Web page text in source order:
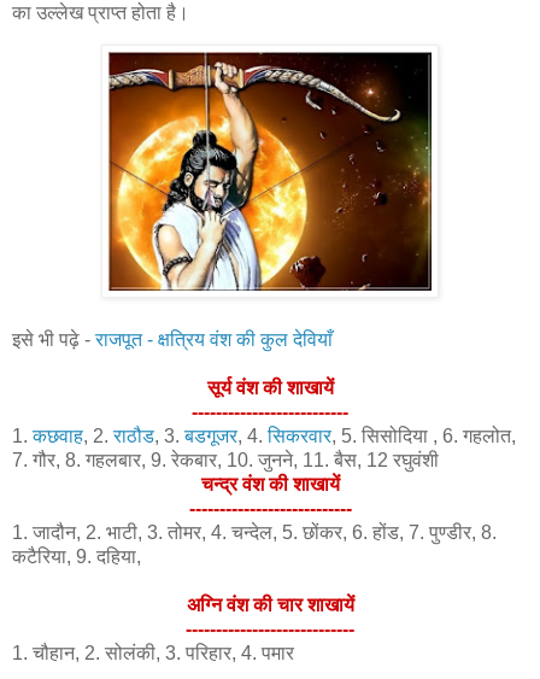
का उल्लेख प्राप्त होता है।
इसे भी पढ़े -राजपूत - क्षत्रिय वंश की कुल देवियाँ
सूर्य वंश की शाखायें
--------------------------
1.कछवाह, 2.राठौड, 3.बडगूजर, 4.सिकरवार, 5. सिसोदिया , 6. गहलोत,
7. गौर, 8. गहलबार, 9. रेकबार, 10. जुनने, 11. बैस, 12 रघुवंशी
चन्द्र वंश की शाखायें
---------------------------
1. जादौन, 2. भाटी, 3. तोमर, 4. चन्देल, 5. छोंकर, 6. होंड, 7. पुण्डीर, 8.
कटैरिया, 9. दहिया,
अग्नि वंश की चार शाखायें
----------------------------
1. चौहान, 2. सोलंकी, 3. परिहार, 4. पमार